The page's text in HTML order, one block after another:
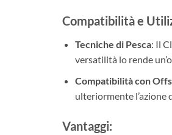
Compatibilità e
Tecniche di Pesca: Il
versatilità lo rende
Compatibilità con
ulteriormente l’azione
Vantaggi: